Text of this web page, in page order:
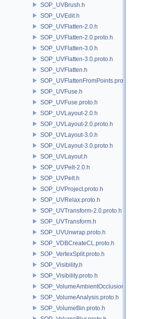
SOP_UVBrush.h
SOP_UVEdit.h
SOP_UVFlatten-2.0.h
SOP_UVFlatten-2.0.proto.h
SOP_UVFlatten-3.0.h
SOP_UVFlatten-3.0.proto.h
SOP_UVFlatten.h
SOP_UVFlattenFromPoints.proto.h
SOP_UVFuse.h
SOP_UVFuse.proto.h
SOP_UVLayout-2.0.h
SOP_UVLayout-2.0.proto.h
SOP_UVLayout-3.0.h
SOP_UVLayout-3.0.proto.h
SOP_UVLayout.h
SOP_UVPelt-2.0.h
SOP_UVPelt.h
SOP_UVProject.proto.h
SOP_UVRelax.proto.h
SOP_UVTransform-2.0.proto.h
SOP_UVTransform.h
SOP_UVUnwrap.proto.h
SOP_VDBCreateCL.proto.h
SOP_VertexSplit.proto.h
SOP_Visibility.h
SOP_Visibility.proto.h
SOP_VolumeAmbientOcclusion.proto.h
SOP_VolumeAnalysis.proto.h
SOP_VolumeBin.proto.h